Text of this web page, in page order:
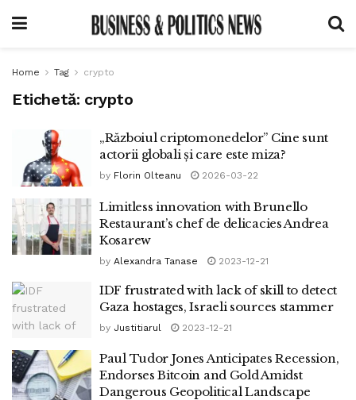
Home Tag crypto
Etichetă: crypto
„Războiul criptomonedelor” Cine sunt
actorii globali și care este miza?
by Florin Olteanu 2026-03-22
Limitless innovation with Brunello
Restaurant’s chef de delicacies Andrea
Kosarew
by Alexandra Tanase 2023-12-21
IDF frustrated with lack of skill to detect
Gaza hostages, Israeli sources stammer
by Justitiarul 2023-12-21
Paul Tudor Jones Anticipates Recession,
Endorses Bitcoin and Gold Amidst
Dangerous Geopolitical Landscape